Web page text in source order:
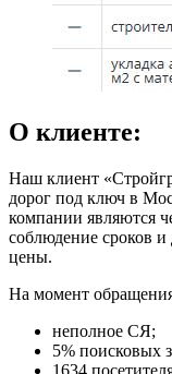
О клиенте:
Наш клиент
дорог под ключ в
компании являются
соблюдение сроков и
цены.
На момент
неполное СЯ;
5% поисковых
1634